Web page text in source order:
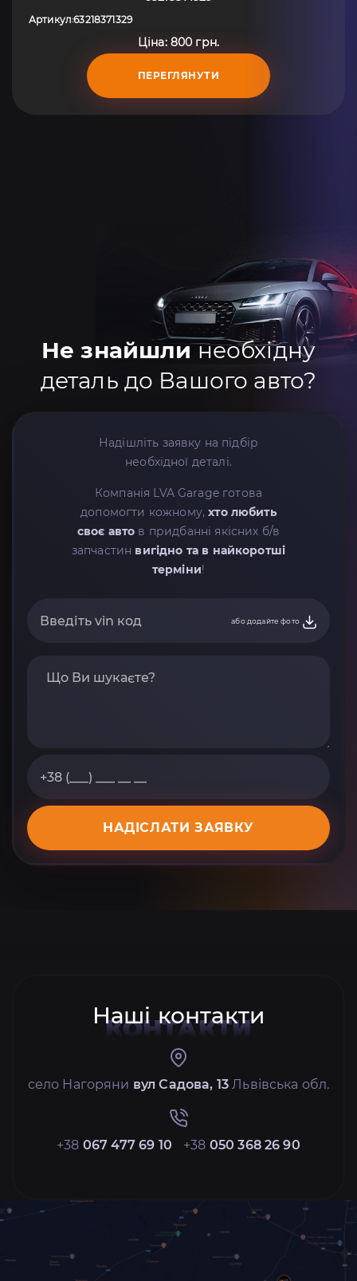
Артикул:63218371329
Ціна: 800 грн.
ПЕРЕГЛЯНУТИ
Не знайшлинеобхідну
деталь до Вашого авто?
Надішліть заявку на підбір
необхідної деталі.
Компанія LVA Garage готова
допомогти кожному,хто любить
своє авто в придбанні якісних б/в
запчастин вигідно та в найкоротші
терміни!
або додайте фото
НАДІСЛАТИ ЗАЯВКУ
Наші контакти
КОНТАКТИ
село Нагоряни вул Садова, 13 Львівська обл.
+38 067 477 69 10 +38 050 368 26 90